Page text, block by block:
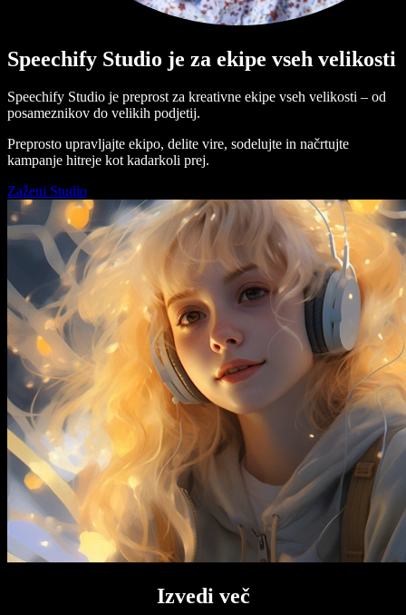
Speechify Studio je za ekipe vseh velikosti
Speechify Studio je preprost za kreativne ekipe vseh velikosti – od
posameznikov do velikih podjetij.
Preprosto upravljajte ekipo, delite vire, sodelujte in načrtujte
kampanje hitreje kot kadarkoli prej.
Zaženi Studio
Izvedi več